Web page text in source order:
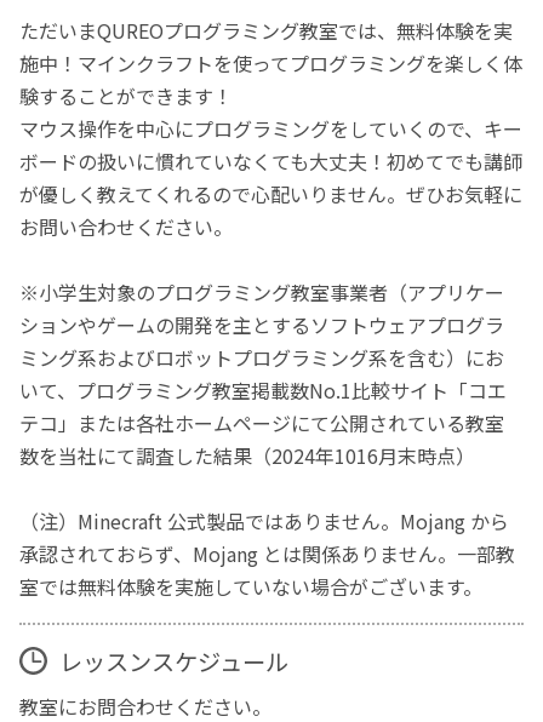
ただいまQUREOプログラミング教室では、無料体験を実
施中！マインクラフトを使ってプログラミングを楽しく体
験することができます！
マウス操作を中心にプログラミングをしていくので、キー
ボードの扱いに慣れていなくても大丈夫！初めてでも講師
が優しく教えてくれるので心配いりません。ぜひお気軽に
お問い合わせください。
※小学生対象のプログラミング教室事業者（アプリケー
ションやゲームの開発を主とするソフトウェアプログラ
ミング系およびロボットプログラミング系を含む）にお
いて、プログラミング教室掲載数No.1比較サイト「コエ
テコ」または各社ホームページにて公開されている教室
数を当社にて調査した結果（2024年1016月末時点）
（注）Minecraft 公式製品ではありません。Mojang から
承認されておらず、Mojang とは関係ありません。一部教
室では無料体験を実施していない場合がございます。
レッスンスケジュール
教室にお問合わせください。